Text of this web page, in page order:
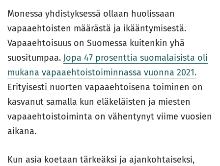
Monessa yhdistyksessä ollaan huolissaan
vapaaehtoisten määrästä ja ikääntymisestä.
Vapaaehtoisuus on Suomessa kuitenkin yhä
suositumpaa. Jopa 47 prosenttia suomalaisista oli
mukana vapaaehtoistoiminnassa vuonna 2021.
Erityisesti nuorten vapaaehtoisena toiminen on
kasvanut samalla kun eläkeläisten ja miesten
vapaaehtoistoiminta on vähentynyt viime vuosien
aikana.
Kun asia koetaan tärkeäksi ja ajankohtaiseksi,